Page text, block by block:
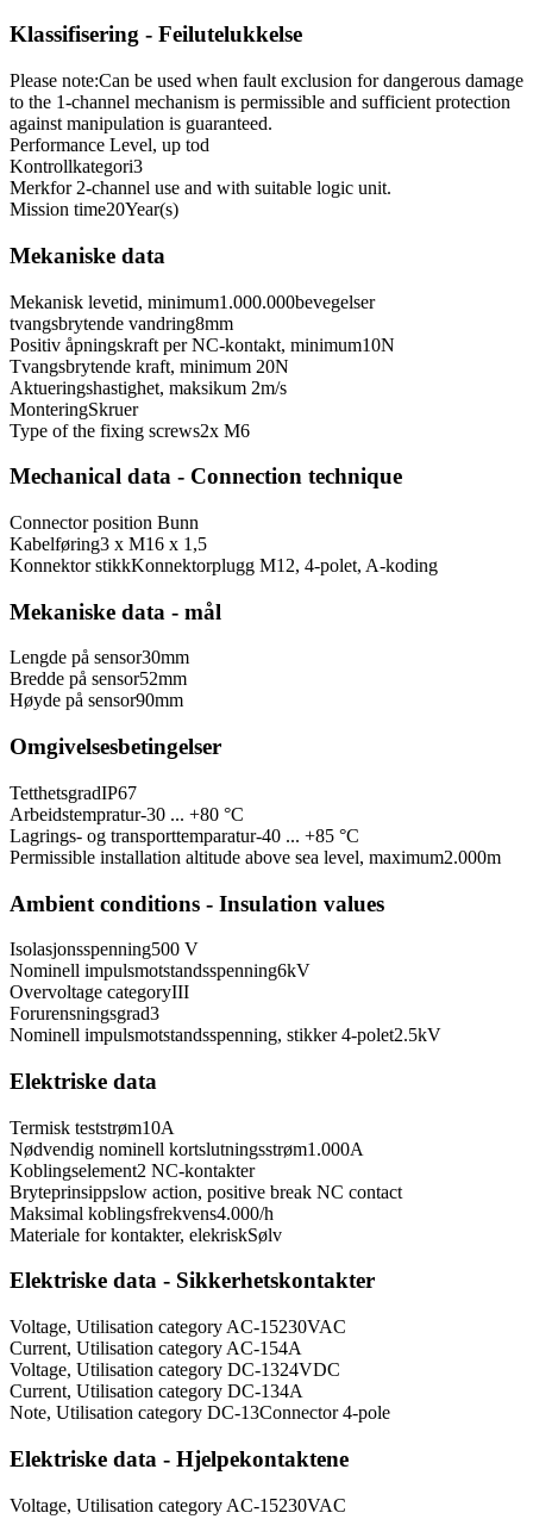
Klassifisering - Feilutelukkelse
Please note:Can be used when fault exclusion for dangerous damage
to the 1-channel mechanism is permissible and sufficient protection
against manipulation is guaranteed.
Performance Level, up tod
Kontrollkategori3
Merkfor 2-channel use and with suitable logic unit.
Mission time20Year(s)
Mekaniske data
Mekanisk levetid, minimum1.000.000bevegelser
tvangsbrytende vandring8mm
Positiv åpningskraft per NC-kontakt, minimum10N
Tvangsbrytende kraft, minimum 20N
Aktueringshastighet, maksikum 2m/s
MonteringSkruer
Type of the fixing screws2x M6
Mechanical data - Connection technique
Connector position Bunn
Kabelføring3 x M16 x 1,5
Konnektor stikkKonnektorplugg M12, 4-polet, A-koding
Mekaniske data - mål
Lengde på sensor30mm
Bredde på sensor52mm
Høyde på sensor90mm
Omgivelsesbetingelser
TetthetsgradIP67
Arbeidstempratur-30 ... +80 °C
Lagrings- og transporttemparatur-40 ... +85 °C
Permissible installation altitude above sea level, maximum2.000m
Ambient conditions - Insulation values
Isolasjonsspenning500 V
Nominell impulsmotstandsspenning6kV
Overvoltage categoryIII
Forurensningsgrad3
Nominell impulsmotstandsspenning, stikker 4-polet2.5kV
Elektriske data
Termisk teststrøm10A
Nødvendig nominell kortslutningsstrøm1.000A
Koblingselement2 NC-kontakter
Bryteprinsippslow action, positive break NC contact
Maksimal koblingsfrekvens4.000/h
Materiale for kontakter, elekriskSølv
Elektriske data - Sikkerhetskontakter
Voltage, Utilisation category AC-15230VAC
Current, Utilisation category AC-154A
Voltage, Utilisation category DC-1324VDC
Current, Utilisation category DC-134A
Note, Utilisation category DC-13Connector 4-pole
Elektriske data - Hjelpekontaktene
Voltage, Utilisation category AC-15230VAC